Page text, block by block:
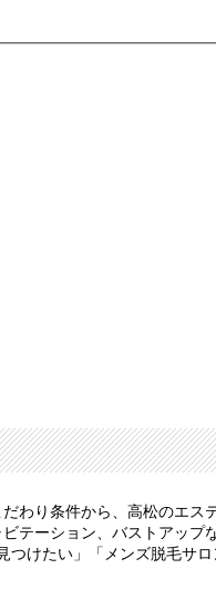
わり条件から、高松のエ
ーション、バストアッ
けたい」「メンズ脱毛サ